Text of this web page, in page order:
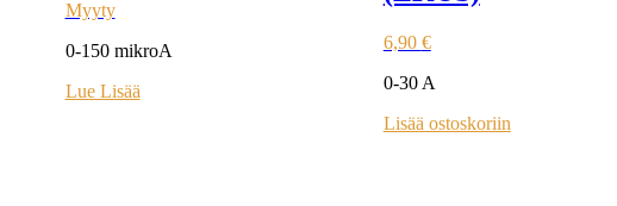
Myyty
0-150 mikroA
Lue Lisää
6,90 €
0-30 A
Lisää ostoskoriin